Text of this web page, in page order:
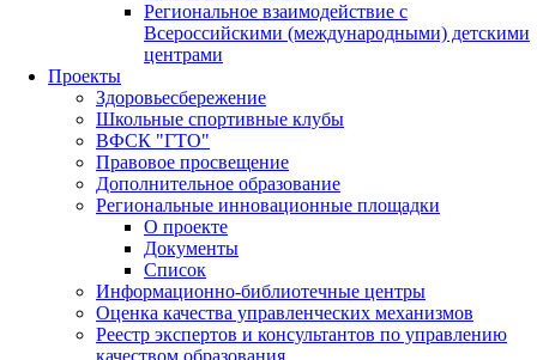
Региональное взаимодействие с
Всероссийскими (международными) детскими
центрами
Проекты
Здоровьесбережение
Школьные спортивные клубы
ВФСК "ГТО"
Правовое просвещение
Дополнительное образование
Региональные инновационные площадки
О проекте
Документы
Список
Информационно-библиотечные центры
Оценка качества управленческих механизмов
Реестр экспертов и консультантов по управлению
качеством образования